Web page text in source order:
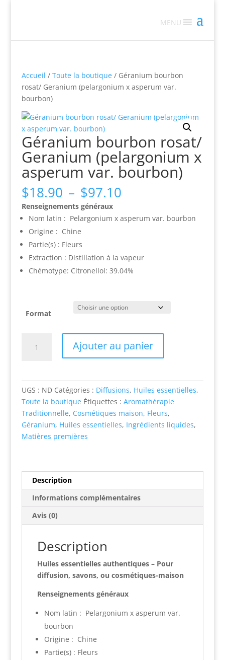
MENU
Accueil / Toute la boutique/ Géranium bourbon
rosat/ Geranium (pelargonium x asperum var.
bourbon)
Géranium bourbon rosat/
Geranium (pelargonium x
asperum var. bourbon)
$18.90 – $97.10Plage
prix :
$18.90
Renseignements généraux
Nom latin : Pelargonium x asperum var. bourbon
Origine : Chine
Partie(s) : Fleurs
Extraction : Distillation à la vapeur
Chémotype: Citronellol: 39.04%
Format
Geranium
(pelargonium
asperum
Ajouter au panier
UGS : ND Catégories : Diffusions, Huiles essentielles,
Toute la boutique Étiquettes : Aromathérapie
Traditionnelle, Cosmétiques maison, Fleurs,
Géranium, Huiles essentielles, Ingrédients liquides,
Matières premières
Description
Informations complémentaires
Avis (0)
Description
Huiles essentielles authentiques – Pour
diffusion, savons, ou cosmétiques-maison
Renseignements généraux
Nom latin : Pelargonium x asperum var.
bourbon
Origine : Chine
Partie(s) : Fleurs